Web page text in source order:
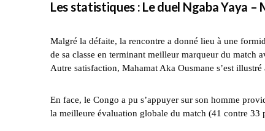
Les statistiques : Le duel Ngaba Yaya –
Malgré la défaite, la rencontre a donné lieu à une
de sa classe en terminant meilleur marqueur du match
Autre satisfaction, Mahamat Aka Ousmane s’est
En face, le Congo a pu s’appuyer sur son homme
la meilleure évaluation globale du match (41 contre 33